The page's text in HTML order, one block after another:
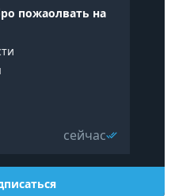
пожаолвать на
сейчас